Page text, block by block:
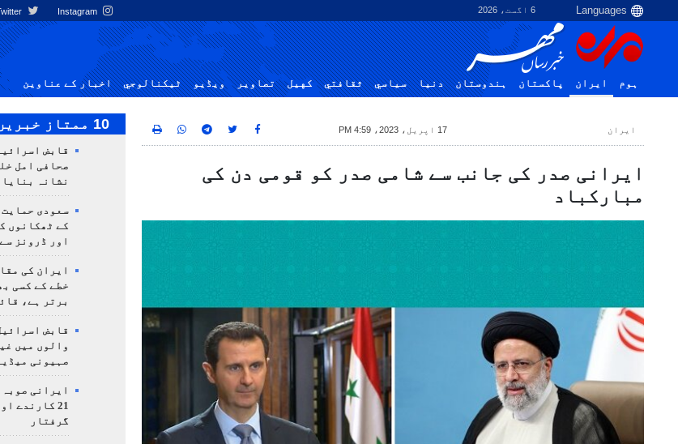
6 اگست، 2026 Instagram
ہوم ایران پاکستان ہندوستان دنیا سياسي ثقافتي کهيل تصاوير ویڈیو ٹيكنالوجي اخبار کے عناوین
ایران 17 اپریل، 2023، 4:59 PM
ایرانی صدر کی جانب سے شامی صدر کو قومی دن کی
مبارکباد
10 ممتاز خبریں
قابض
صحافی امل
نشانہ بنایا
سعودی
کے ٹھکانوں
اور ڈرونز
ایران کی
خطے کے کسی
برتر ہے،
قابض
والوں میں
صہیونی
ایرانی
گرفتار